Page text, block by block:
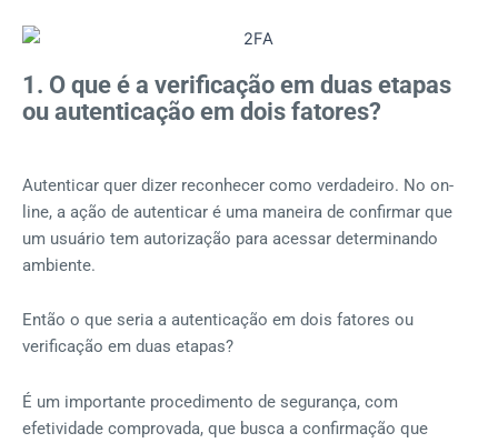
1. O que é a verificação em duas etapas
ou autenticação em dois fatores?
Autenticar quer dizer reconhecer como verdadeiro. No on-
line, a ação de autenticar é uma maneira de confirmar que
um usuário tem autorização para acessar determinando
ambiente.
Então o que seria a autenticação em dois fatores ou
verificação em duas etapas?
É um importante procedimento de segurança, com
efetividade comprovada, que busca a confirmação que